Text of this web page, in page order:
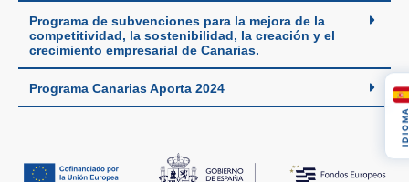
Programa de subvenciones para la mejora de la
competitividad, la sostenibilidad, la creación y el
crecimiento empresarial de Canarias.
Programa Canarias Aporta 2024
IDIOMA